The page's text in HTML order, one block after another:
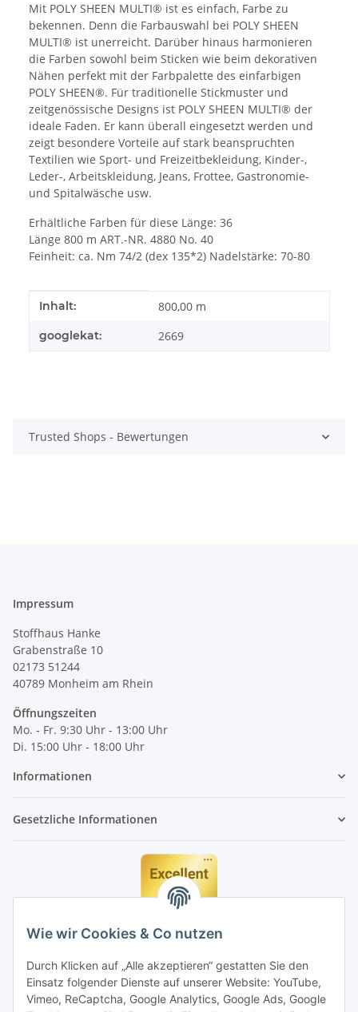
Wie wir Cookies & Co nutzen
Durch Klicken auf „Alle akzeptieren“ gestatten Sie den
Einsatz folgender Dienste auf unserer Website: YouTube,
Vimeo, ReCaptcha, Google Analytics, Google Ads, Google
Mit POLY SHEEN MULTI® ist es einfach, Farbe zu
bekennen. Denn die Farbauswahl bei POLY SHEEN
MULTI® ist unerreicht. Darüber hinaus harmonieren
die Farben sowohl beim Sticken wie beim dekorativen
Nähen perfekt mit der Farbpalette des einfarbigen
POLY SHEEN®. Für traditionelle Stickmuster und
zeitgenössische Designs ist POLY SHEEN MULTI® der
ideale Faden. Er kann überall eingesetzt werden und
zeigt besondere Vorteile auf stark beanspruchten
Textilien wie Sport- und Freizeitbekleidung, Kinder-,
Leder-, Arbeitskleidung, Jeans, Frottee, Gastronomie-
und Spitalwäsche usw.
Erhältliche Farben für diese Länge: 36
Länge 800 m ART.-NR. 4880 No. 40
Feinheit: ca. Nm 74/2 (dex 135*2) Nadelstärke: 70-80
Produkteigenschaft
Wert
Inhalt: 800,00 m
googlekat: 2669
Trusted Shops - Bewertungen
Impressum
Stoffhaus Hanke
Grabenstraße 10
02173 51244
40789 Monheim am Rhein
Öffnungszeiten
Mo. - Fr. 9:30 Uhr - 13:00 Uhr
Di. 15:00 Uhr - 18:00 Uhr
Informationen
Gesetzliche Informationen